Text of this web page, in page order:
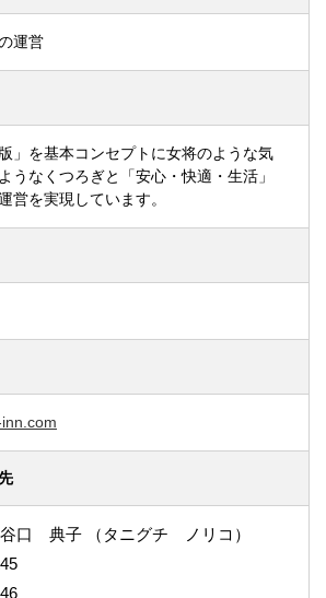
運営
」を基本コンセプトに女将のような気
うなくつろぎと「安心・快適・生活」
営を実現しています。
典子 （タニグチ ノリコ）